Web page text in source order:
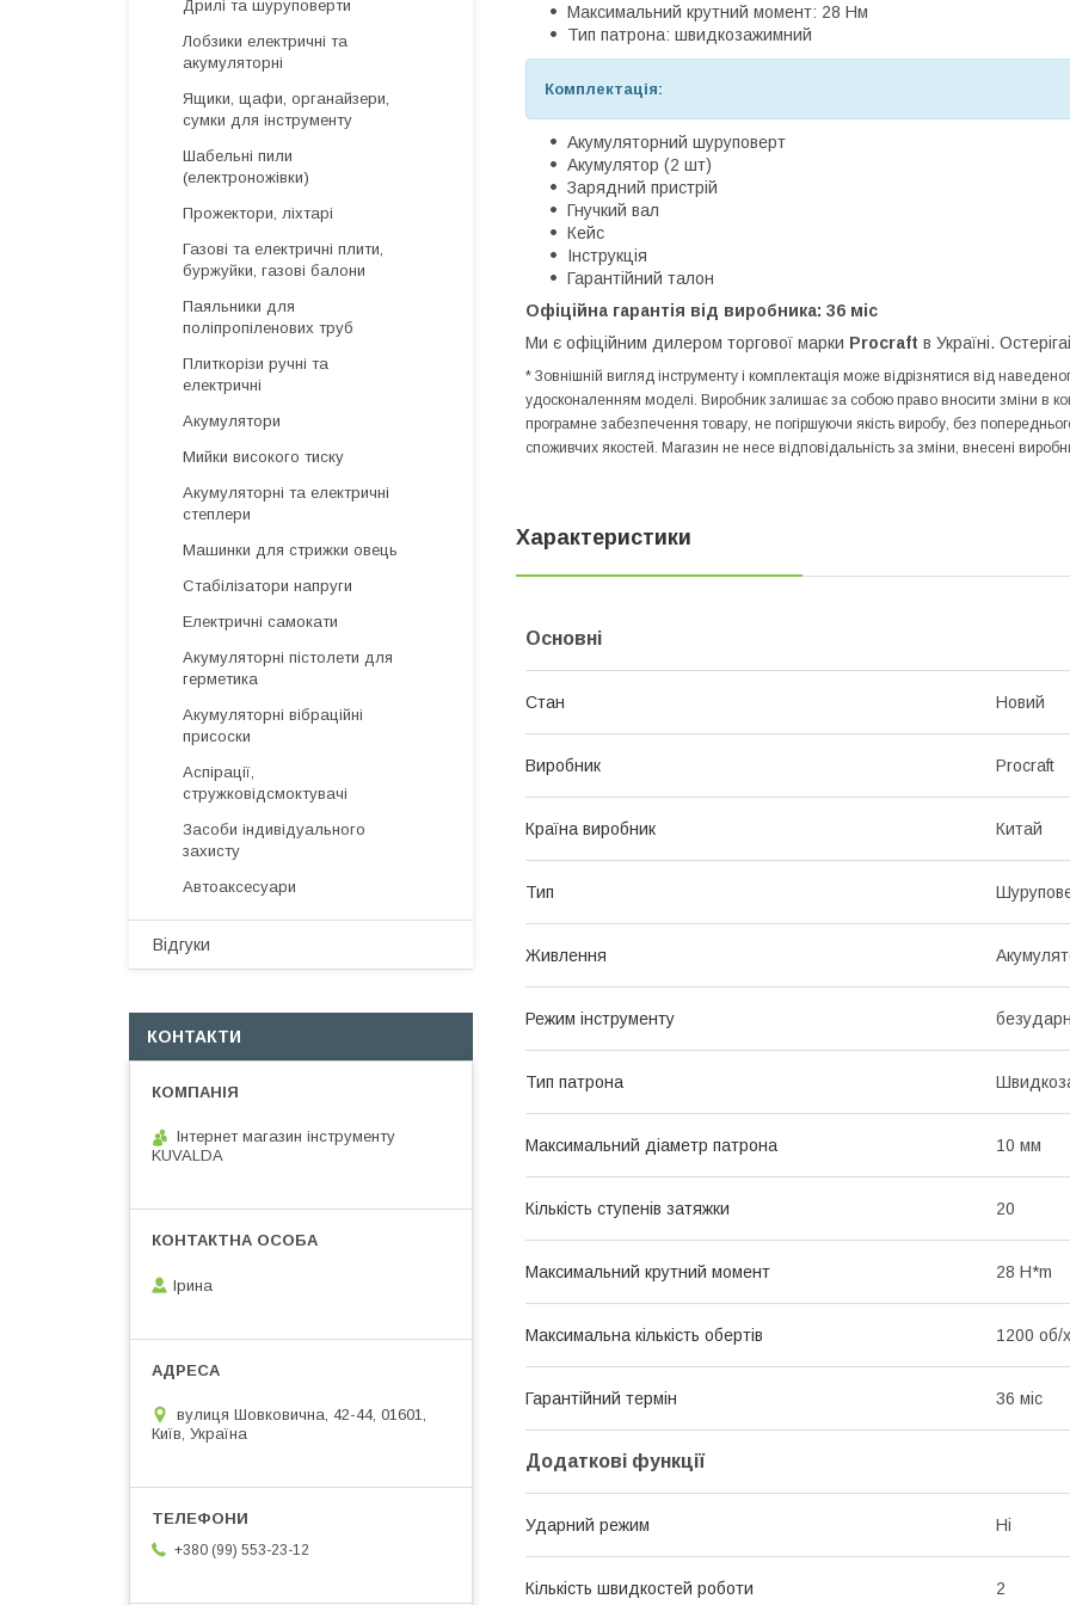
Максимальний крутний момент: 28 Нм
Тип патрона: швидкозажимний
Комплектація:
Акумуляторний шуруповерт
Акумулятор (2 шт)
Зарядний пристрій
Гнучкий вал
Кейс
Інструкція
Гарантійний талон
Офіційна гарантія від виробника: 36 міс
Ми є офіційним дилером торгової марки Procraft в Україні.
* Зовнішній вигляд інструменту і комплектація може відрізнятися від
удосконаленням моделі. Виробник залишає за собою право вносити зміни в
програмне забезпечення товару, не погіршуючи якість виробу, без
споживчих якостей. Магазин не несе відповідальність за зміни, внесені
Характеристики
Основні
Стан Новий
Виробник Procraft
Країна виробник Китай
Тип
Живлення
Режим інструменту
Тип патрона
Максимальний діаметр патрона 10 мм
Кількість ступенів затяжки 20
Максимальний крутний момент 28 H*m
Максимальна кількість обертів 1200 об/
Гарантійний термін 36 міс
Додаткові функції
Ударний режим Ні
Кількість швидкостей роботи 2
Дрилі та шуруповерти
Лобзики електричні та
акумуляторні
Ящики, щафи, органайзери,
сумки для інструменту
Шабельні пили
(електроножівки)
Прожектори, ліхтарі
Газові та електричні плити,
буржуйки, газові балони
Паяльники для
поліпропіленових труб
Плиткорізи ручні та
електричні
Акумулятори
Мийки високого тиску
Акумуляторні та електричні
степлери
Машинки для стрижки овець
Стабілізатори напруги
Електричні самокати
Акумуляторні пістолети для
герметика
Акумуляторні вібраційні
присоски
Аспірації,
стружковідсмоктувачі
Засоби індивідуального
захисту
Автоаксесуари
Відгуки
КОНТАКТИ
Інтернет магазин інструменту
KUVALDA
Ірина
вулиця Шовковична, 42-44, 01601,
Київ, Україна
+380 (99) 553-23-12